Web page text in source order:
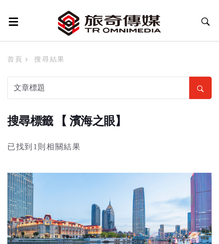
首頁 搜尋結果
搜尋標籤 【 濱海之眼】
已找到1則相關結果